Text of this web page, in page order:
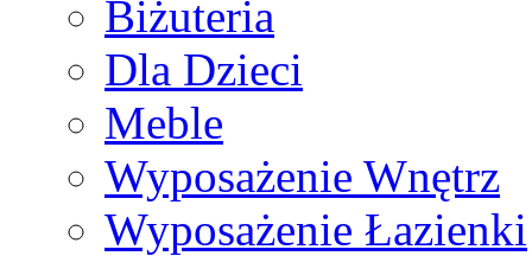
Biżuteria
Dla Dzieci
Meble
Wyposażenie Wnętrz
Wyposażenie Łazienki